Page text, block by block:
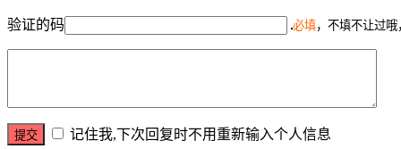
验证的码 必填，不填不让过
记住我,下次回复时不用重新输入个人信息